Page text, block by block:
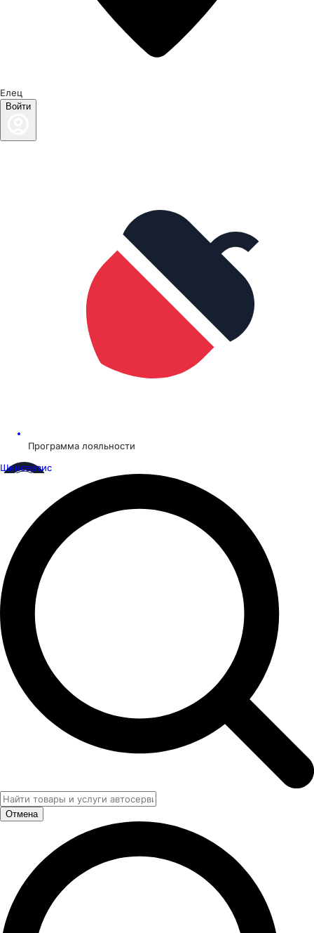
Елец
Войти
Программа лояльности
Шинсервис
Отмена